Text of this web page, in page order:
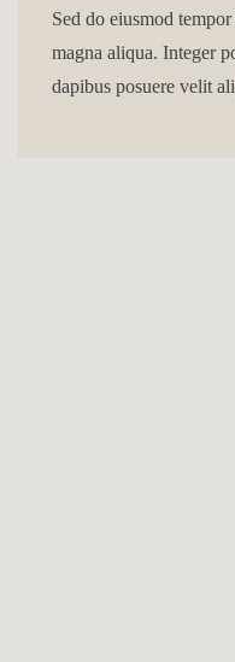
Sed do eiusmod
magna aliqua. Integer
dapibus posuere velit